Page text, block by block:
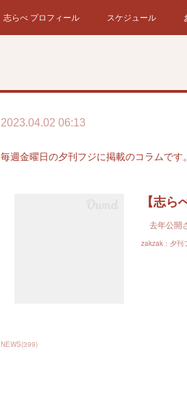
志らべ プロフィール スケジュール
2023.04.02 06:13
毎週金曜日の夕刊フジに掲載のコラムです
去年公開
zakzak：夕刊
NEWS(399)